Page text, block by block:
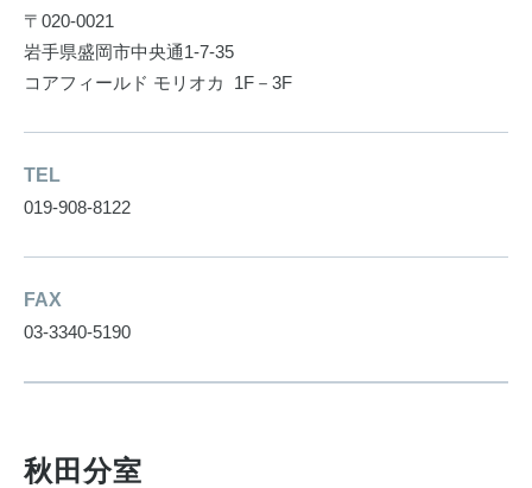
〒020-0021
岩手県盛岡市中央通1-7-35
コアフィールド モリオカ 1F－3F
TEL
019-908-8122
FAX
03-3340-5190
秋田分室